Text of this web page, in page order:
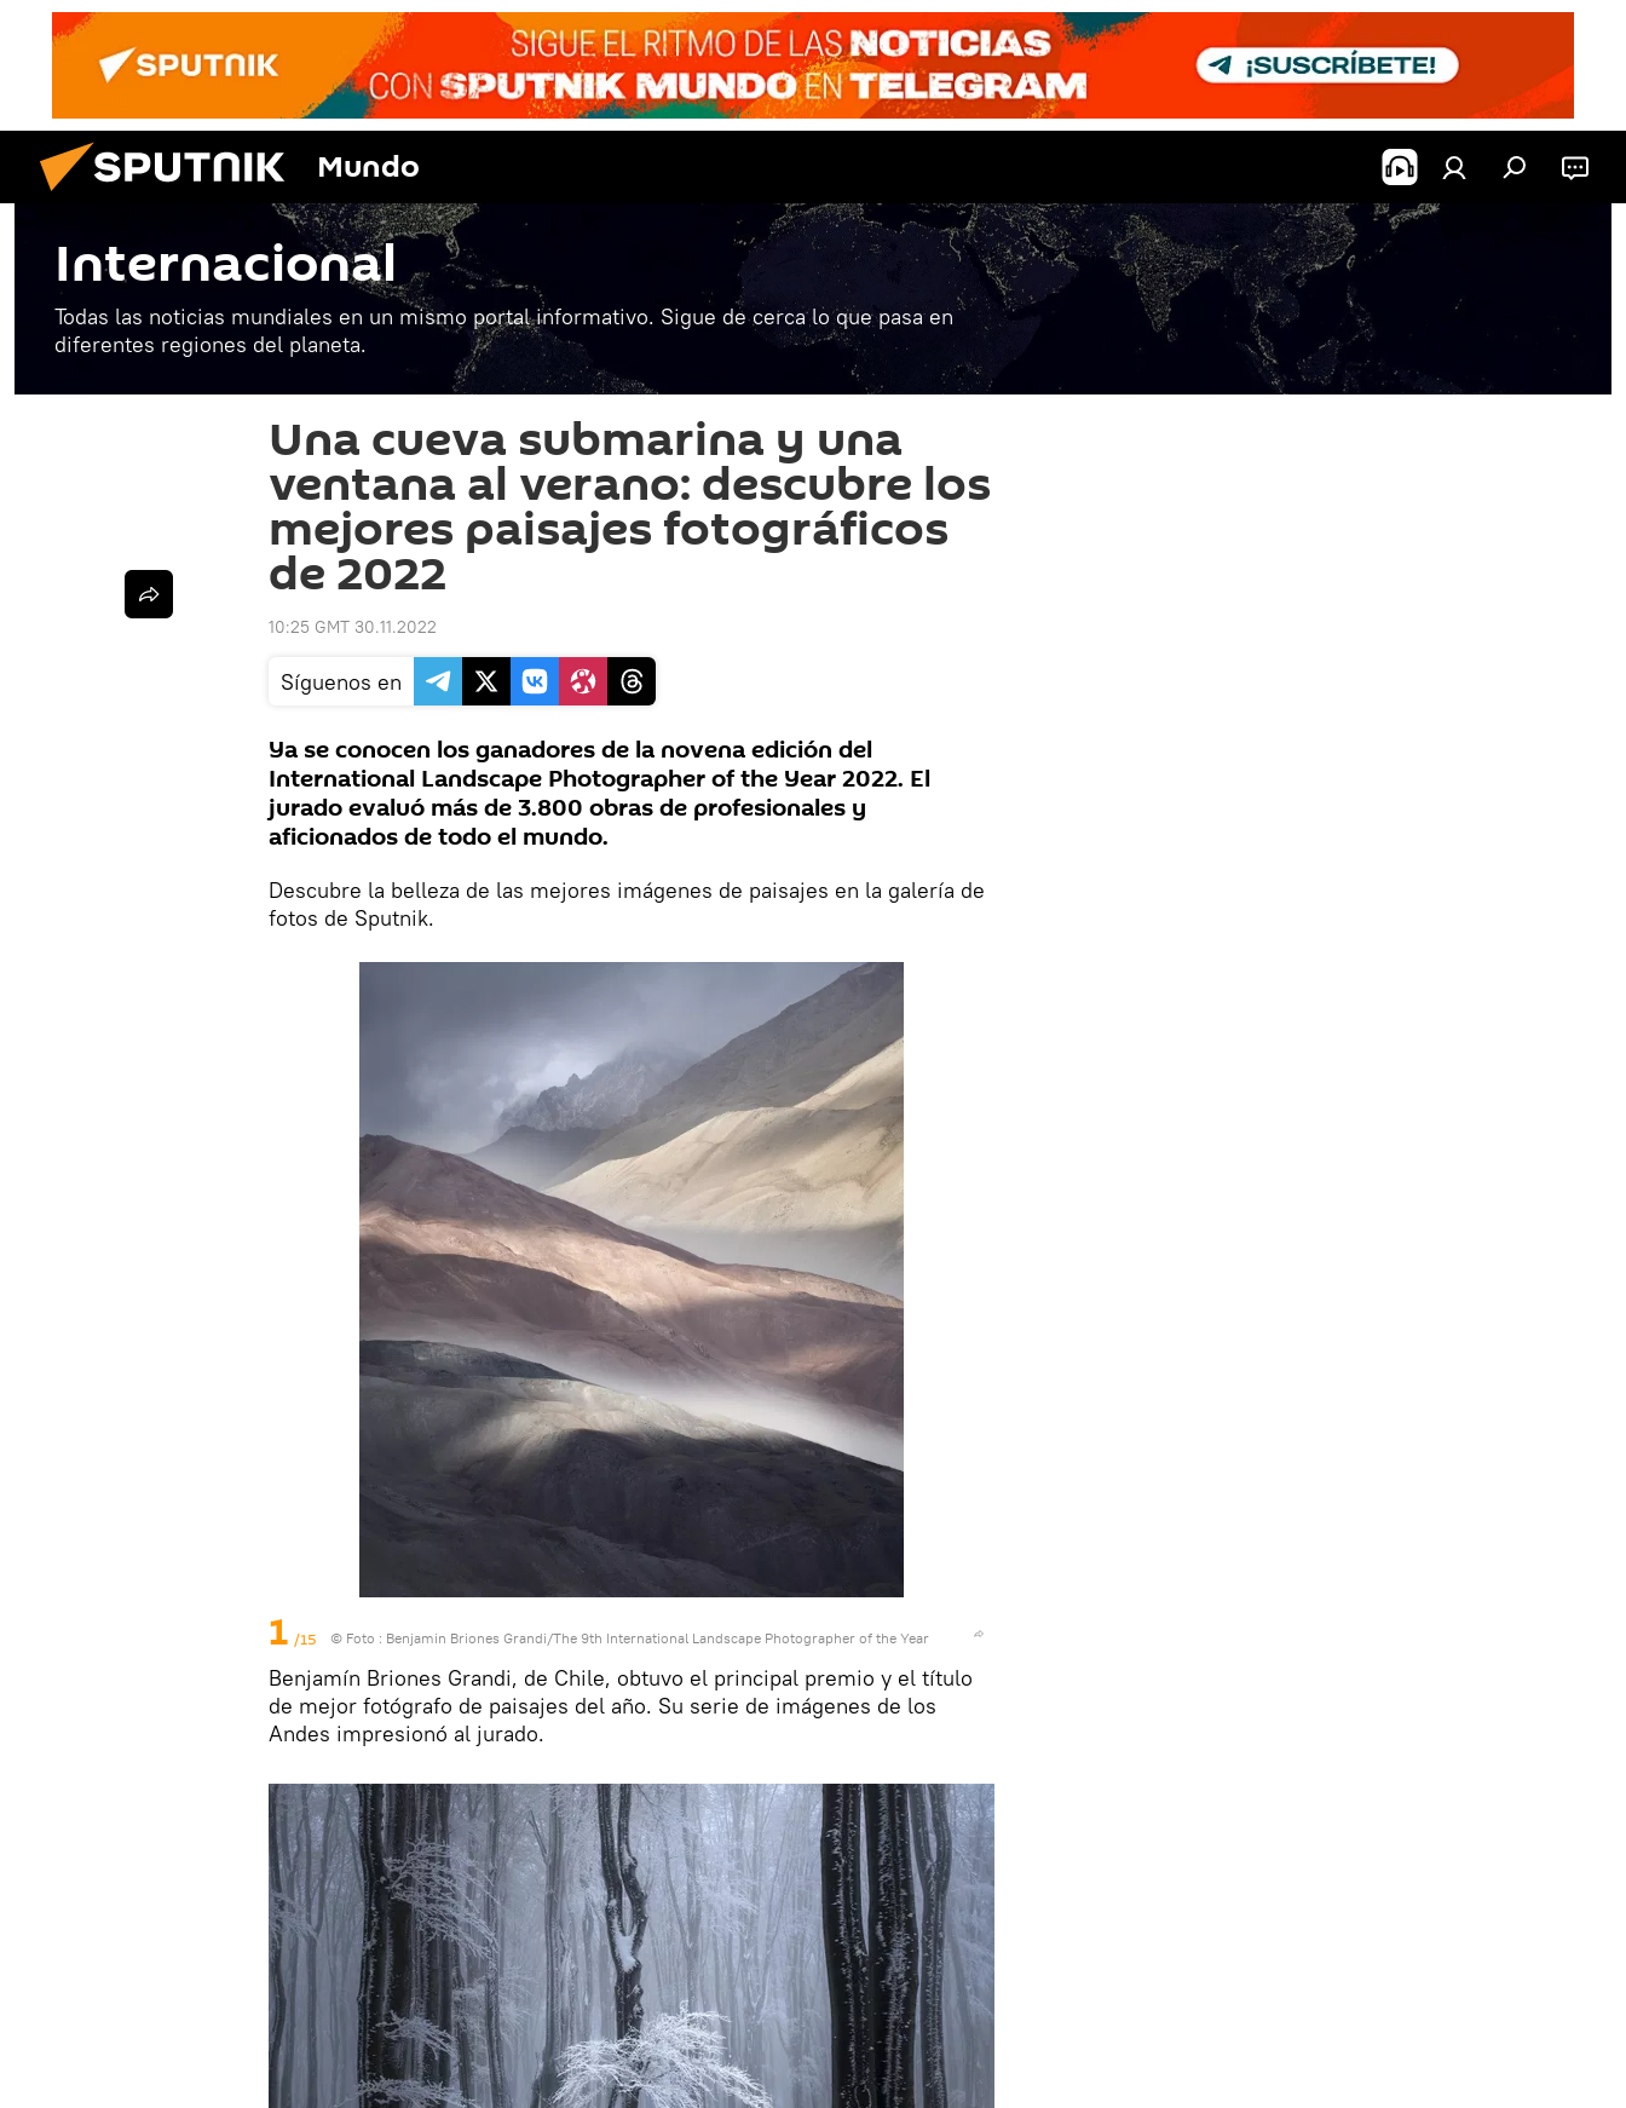
Mundo
Internacional
Todas las noticias mundiales en un mismo portal informativo. Sigue de cerca lo que pasa en
diferentes regiones del planeta.
Una cueva submarina y una
ventana al verano: descubre los
mejores paisajes fotográficos
de 2022
10:25 GMT 30.11.2022
Síguenos en
Ya se conocen los ganadores de la novena edición del
International Landscape Photographer of the Year 2022. El
jurado evaluó más de 3.800 obras de profesionales y
aficionados de todo el mundo.
Descubre la belleza de las mejores imágenes de paisajes en la galería de
fotos de Sputnik.
1 /15 © Foto : Benjamin Briones Grandi/The 9th International Landscape Photographer of the Year
Benjamín Briones Grandi, de Chile, obtuvo el principal premio y el título
de mejor fotógrafo de paisajes del año. Su serie de imágenes de los
Andes impresionó al jurado.